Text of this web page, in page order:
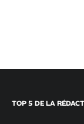
TOP 5 DE LA